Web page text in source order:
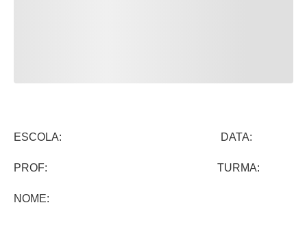
ESCOLA: DATA:
PROF: TURMA:
NOME: